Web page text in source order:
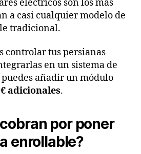
eléctricos son los más
a casi cualquier modelo de
tradicional.
controlar tus persianas
en un sistema de
añadir un módulo
adicionales.
por poner
enrollable?